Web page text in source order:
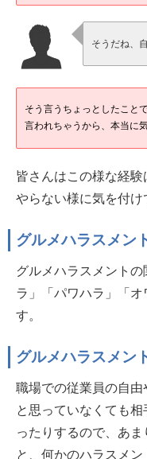
そうだね、
そう言うちょっとしたこと
言われちゃうから、本当に
皆さんはこの様な経
やらない様に気を付け
グルメハラスメン
グルメハラスメント
ラ」「パワハラ」「
す。
グルメハラスメン
職場での従業員の自
と思っていなくても
ったりするので、あ
と、何かのハラスメ